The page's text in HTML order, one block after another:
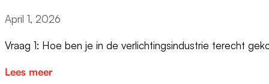
April 1, 2026
Vraag 1: Hoe ben je in de verlichtingsindustrie terecht
Lees meer